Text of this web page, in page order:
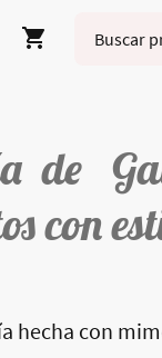
de
con
hecha con